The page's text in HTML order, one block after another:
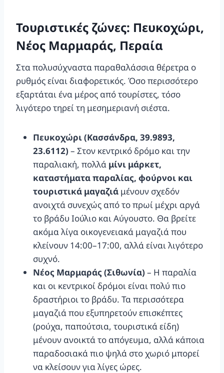
Τουριστικές ζώνες: Πευκοχώρι,
Νέος Μαρμαράς, Περαία
Στα πολυσύχναστα παραθαλάσσια θέρετρα ο
ρυθμός είναι διαφορετικός. Όσο περισσότερο
εξαρτάται ένα μέρος από τουρίστες, τόσο
λιγότερο τηρεί τη μεσημεριανή σιέστα.
Πευκοχώρι (Κασσάνδρα, 39.9893,
23.6112) – Στον κεντρικό δρόμο και την
παραλιακή, πολλά μίνι μάρκετ,
καταστήματα παραλίας, φούρνοι και
τουριστικά μαγαζιά μένουν σχεδόν
ανοιχτά συνεχώς από το πρωί μέχρι αργά
το βράδυ Ιούλιο και Αύγουστο. Θα βρείτε
ακόμα λίγα οικογενειακά μαγαζιά που
κλείνουν 14:00–17:00, αλλά είναι λιγότερο
συχνό.
Νέος Μαρμαράς (Σιθωνία) – Η παραλία
και οι κεντρικοί δρόμοι είναι πολύ πιο
δραστήριοι το βράδυ. Τα περισσότερα
μαγαζιά που εξυπηρετούν επισκέπτες
(ρούχα, παπούτσια, τουριστικά είδη)
μένουν ανοικτά το απόγευμα, αλλά κάποια
παραδοσιακά πιο ψηλά στο χωριό μπορεί
να κλείσουν για λίγες ώρες.